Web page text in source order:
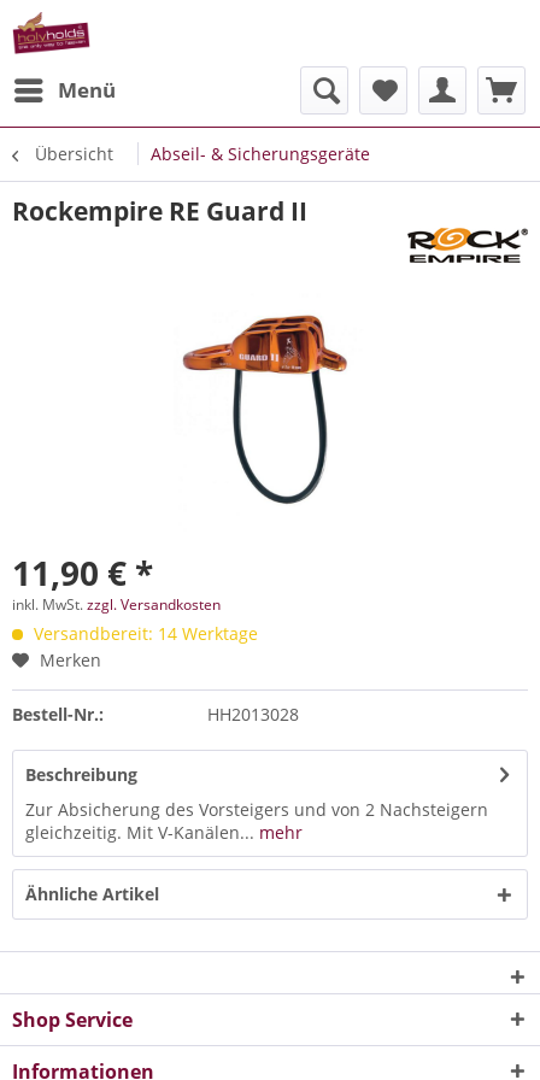
Menü
Übersicht Abseil- & Sicherungsgeräte
Rockempire RE Guard II
11,90 € *
inkl. MwSt.zzgl. Versandkosten
Versandbereit: 14 Werktage
Merken
Bestell-Nr.: HH2013028
Beschreibung
Zur Absicherung des Vorsteigers und von 2 Nachsteigern
gleichzeitig. Mit V-Kanälen... mehr
Ähnliche Artikel
Shop Service
Informationen